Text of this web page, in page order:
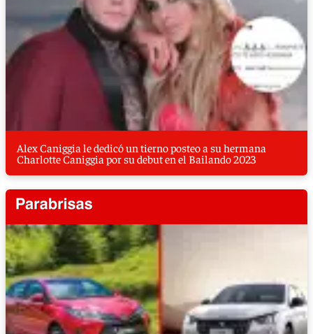
Alex Caniggia le dedicó un tierno posteo a su hermana
Charlotte Caniggia por su debut en el Bailando 2023